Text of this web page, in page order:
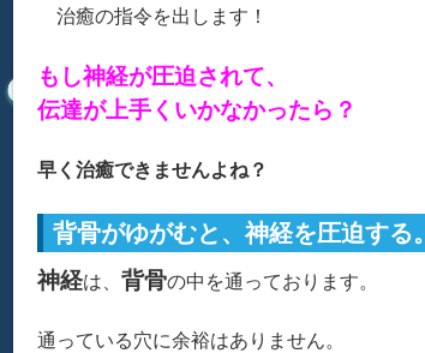
治癒の指令を出します！
もし神経が圧迫されて、
伝達が上手くいかなかったら？
早く治癒できませんよね？
背骨がゆがむと、神経を圧迫する。
神経は、 背骨の中を通っております。
通っている穴に余裕はありません。